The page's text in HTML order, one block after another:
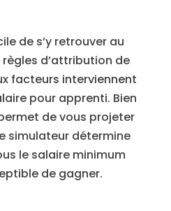
de s’y retrouver au
d’attribution de
facteurs interviennent
pour apprenti. Bien
de vous projeter
simulateur détermine
le salaire minimum
de gagner.